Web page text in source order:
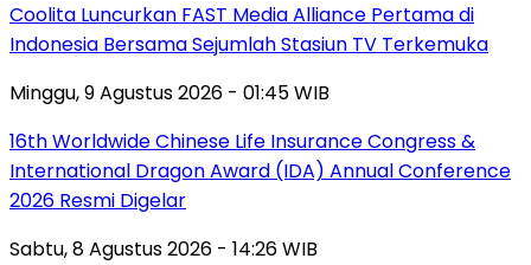
Coolita Luncurkan FAST Media Alliance Pertama di
Indonesia Bersama Sejumlah Stasiun TV Terkemuka
Minggu, 9 Agustus 2026 - 01:45 WIB
16th Worldwide Chinese Life Insurance Congress &
International Dragon Award (IDA) Annual Conference
2026 Resmi Digelar
Sabtu, 8 Agustus 2026 - 14:26 WIB